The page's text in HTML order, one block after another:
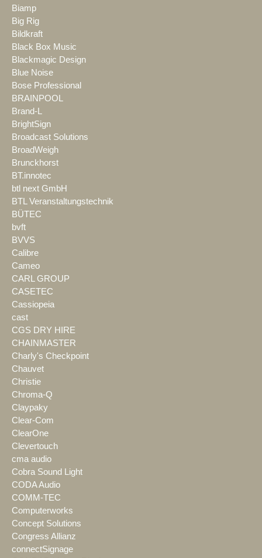
Biamp
Big Rig
Bildkraft
Black Box Music
Blackmagic Design
Blue Noise
Bose Professional
BRAINPOOL
Brand-L
BrightSign
Broadcast Solutions
BroadWeigh
Brunckhorst
BT.innotec
btl next GmbH
BTL Veranstaltungstechnik
BÜTEC
bvft
BVVS
Calibre
Cameo
CARL GROUP
CASETEC
Cassiopeia
cast
CGS DRY HIRE
CHAINMASTER
Charly's Checkpoint
Chauvet
Christie
Chroma-Q
Claypaky
Clear-Com
ClearOne
Clevertouch
cma audio
Cobra Sound Light
CODA Audio
COMM-TEC
Computerworks
Concept Solutions
Congress Allianz
connectSignage